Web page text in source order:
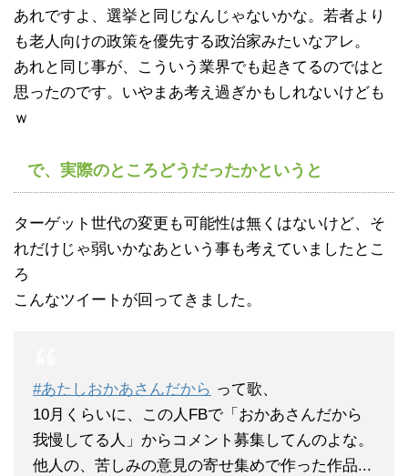
あれですよ、選挙と同じなんじゃないかな。若者より
も老人向けの政策を優先する政治家みたいなアレ。
あれと同じ事が、こういう業界でも起きてるのではと
思ったのです。いやまあ考え過ぎかもしれないけども
ｗ
で、実際のところどうだったかというと
ターゲット世代の変更も可能性は無くはないけど、そ
れだけじゃ弱いかなあという事も考えていましたとこ
ろ
こんなツイートが回ってきました。
#あたしおかあさんだから って歌、
10月くらいに、この人FBで「おかあさんだから
我慢してる人」からコメント募集してんのよな。
他人の、苦しみの意見の寄せ集めで作った作品...